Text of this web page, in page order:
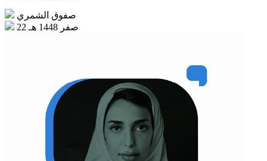
صفوق الشمري
22 صفر 1448 هـ